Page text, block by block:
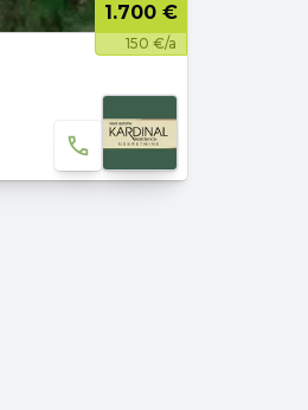
1.700 €
150 €/a